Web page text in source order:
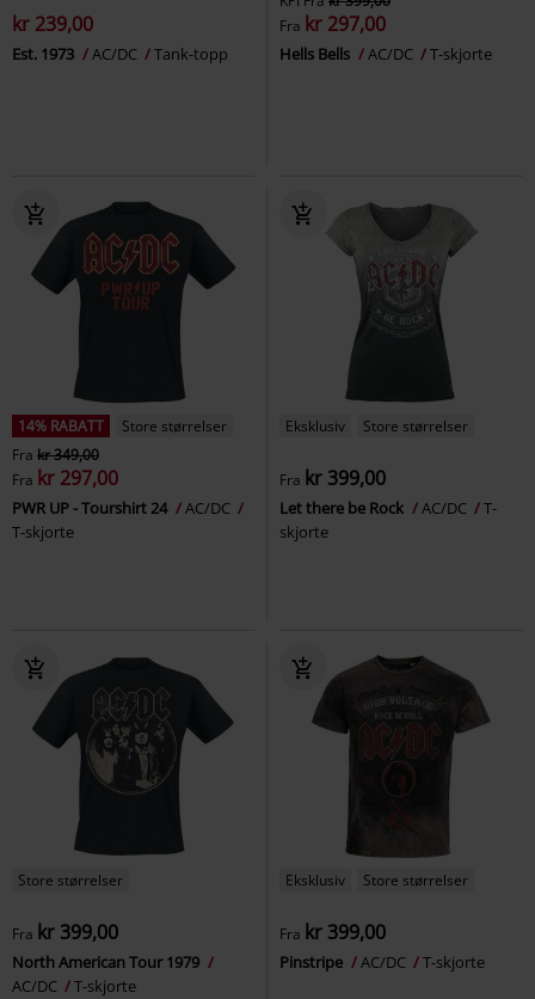
kr 239,00
Est. 1973 AC/DC Tank-topp
Fra kr 297,00
Hells Bells AC/DC T-skjorte
14% RABATT
Store størrelser
Fra kr 349,00
Fra kr 297,00
PWR UP - Tourshirt 24
AC/DC
T-skjorte
Eksklusiv Store størrelser
Fra kr 399,00
Let there be Rock AC/DC
T-
skjorte
Store størrelser
Fra kr 399,00
North American Tour 1979
AC/DC
T-skjorte
Eksklusiv Store størrelser
Fra kr 399,00
Pinstripe AC/DC T-skjorte